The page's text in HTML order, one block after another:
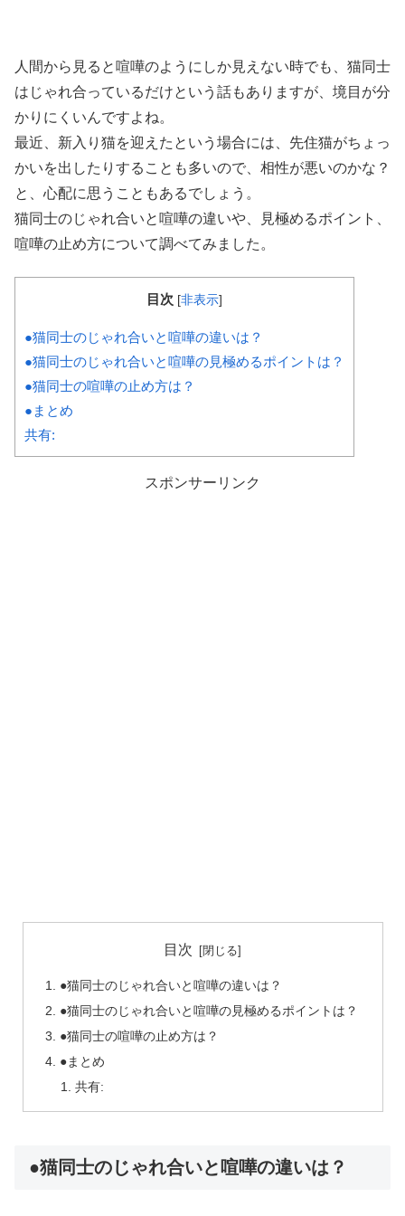
人間から見ると喧嘩のようにしか見えない時でも、猫同士
はじゃれ合っているだけという話もありますが、境目が分
かりにくいんですよね。
最近、新入り猫を迎えたという場合には、先住猫がちょっ
かいを出したりすることも多いので、相性が悪いのかな？
と、心配に思うこともあるでしょう。
猫同士のじゃれ合いと喧嘩の違いや、見極めるポイント、
喧嘩の止め方について調べてみました。
目次 [非表示]
●猫同士のじゃれ合いと喧嘩の違いは？
●猫同士のじゃれ合いと喧嘩の見極めるポイントは？
●猫同士の喧嘩の止め方は？
●まとめ
共有:
スポンサーリンク
目次
●猫同士のじゃれ合いと喧嘩の違いは？
●猫同士のじゃれ合いと喧嘩の見極めるポイントは？
●猫同士の喧嘩の止め方は？
●まとめ
共有:
●猫同士のじゃれ合いと喧嘩の違いは？